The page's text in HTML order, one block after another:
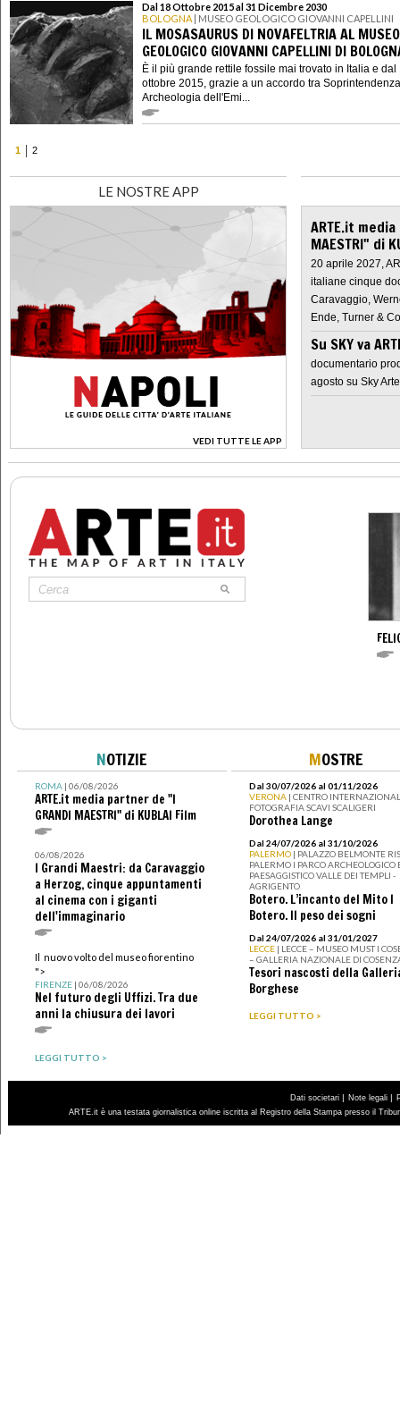
Dal 18 Ottobre 2015 al 31 Dicembre 2030
BOLOGNA | MUSEO GEOLOGICO GIOVANNI CAPELLINI
IL MOSASAURUS DI NOVAFELTRIA AL MUSEO
GEOLOGICO GIOVANNI CAPELLINI DI
È il più grande rettile fossile mai trovato in Italia e dal
ottobre 2015, grazie a un accordo tra Soprintendenza
Archeologia dell'Emi...
1 2
LE NOSTRE APP
VEDI TUTTE LE APP
>
ARTE.it
MAESTRI" di
20 aprile 2027,
italiane cinque
Caravaggio,
Ende, Turner &
Su SKY va
documentario
agosto su Sky Arte
NOTIZIE
ROMA| 06/08/2026
ARTE.it media partner de "I
GRANDI MAESTRI" di KUBLAI Film
06/08/2026
I Grandi Maestri: da Caravaggio
a Herzog, cinque appuntamenti
al cinema con i giganti
dell'immaginario
Il nuovo volto del museo fiorentino
">
FIRENZE| 06/08/2026
Nel futuro degli Uffizi. Tra due
anni la chiusura dei lavori
LEGGI TUTTO >
MOSTRE
Dal 30/07/2026 al 01/11/2026
VERONA | CENTRO
FOTOGRAFIA SCAVI SCALIGERI
Dorothea Lange
Dal 24/07/2026 al 31/10/2026
PALERMO | PALAZZO BELMONTE
PALERMO I PARCO ARCHEOLOGICO
PAESAGGISTICO VALLE DEI TEMPLI -
AGRIGENTO
Botero. L’incanto del Mito I
Botero. Il peso dei sogni
Dal 24/07/2026 al 31/01/2027
LECCE | LECCE – MUSEO MUST I
– GALLERIA NAZIONALE DI
Tesori nascosti della
Borghese
LEGGI TUTTO >
Dati societari | Note legali |
ARTE.it è una testata giornalistica online iscritta al Registro della Stampa presso il